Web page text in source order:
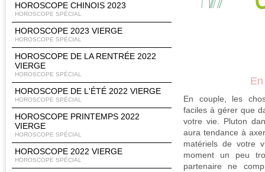
HOROSCOPE CHINOIS 2023
HOROSCOPE SPÉCIAL
HOROSCOPE 2023 VIERGE
HOROSCOPE SPÉCIAL
HOROSCOPE DE LA RENTRÉE 2022
VIERGE
HOROSCOPE SPÉCIAL
HOROSCOPE DE L'ÉTÉ 2022 VIERGE
HOROSCOPE SPÉCIAL
HOROSCOPE PRINTEMPS 2022
VIERGE
HOROSCOPE SPÉCIAL
HOROSCOPE 2022 VIERGE
HOROSCOPE SPÉCIAL
En couple, les
faciles à gérer que
votre vie. Pluton
aura tendance à
matériels de votre
moment un peu
partenaire ne